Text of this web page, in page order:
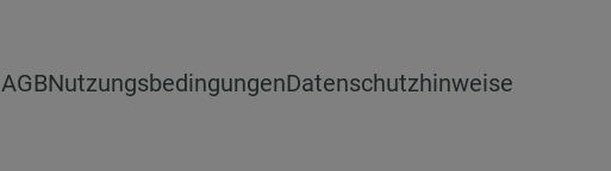
AGBNutzungsbedingungenDatenschutzhinweise